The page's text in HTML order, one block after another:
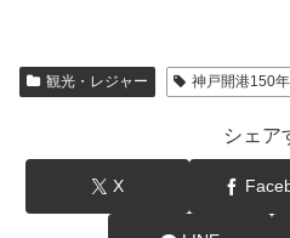
観光・レジャー 神戸開港150年
シェア
X